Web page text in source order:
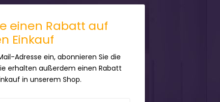
einen Rabatt auf
Einkauf
Adresse ein, abonnieren Sie die
erhalten außerdem einen Rabatt
in unserem Shop.